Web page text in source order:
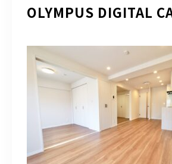
OLYMPUS DIGITAL
お客様の声
よくある質問
ブログ
アクセス